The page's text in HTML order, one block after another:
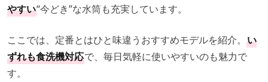
やすい“今どき”な水筒も充実しています。
ここでは、定番とはひと味違うおすすめモデルを紹介。 い
ずれも食洗機対応で、毎日気軽に使いやすいのも魅力で
す。